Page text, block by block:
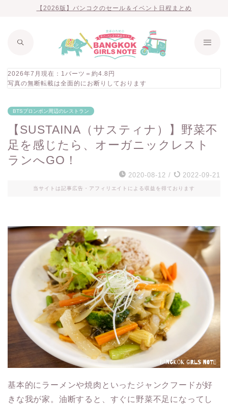
【2026版】バンコクのセール＆イベント日程まとめ
2026年7月現在：1バーツ＝約4.8円
写真の無断転載は全面的にお断りしております
BTSプロンポン周辺のレストラン
【SUSTAINA（サスティナ）】野菜不
足を感じたら、オーガニックレスト
ランへGO！
2020-08-12 / 2022-09-21
当サイトは記事広告・アフィリエイトによる収益を得ております
基本的にラーメンや焼肉といったジャンクフードが好
きな我が家。油断すると、すぐに野菜不足になってし